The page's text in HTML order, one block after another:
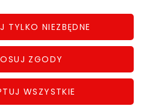
721 113 113
726 113 113
stacjonarny
251 Poznań
Media
TYLKO NIEZBĘDNE
ZGODY
WSZYSTKIE